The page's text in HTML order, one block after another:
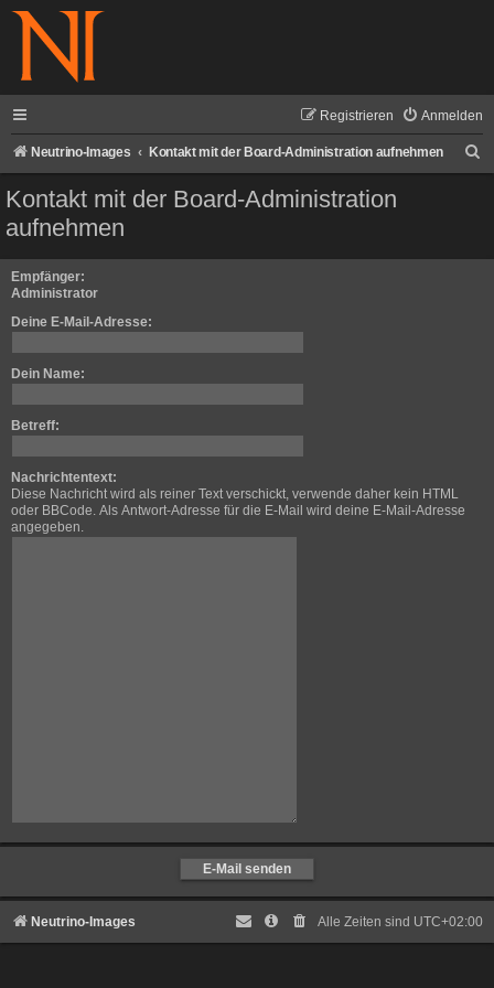
Anmelden
Registrieren
Neutrino-Images Kontakt mit der Board-Administration aufnehmen
Kontakt mit der Board-Administration
aufnehmen
Empfänger:
Administrator
Deine E-Mail-Adresse:
Dein Name:
Betreff:
Nachrichtentext:
Diese Nachricht wird als reiner Text verschickt, verwende daher kein HTML
oder BBCode. Als Antwort-Adresse für die E-Mail wird deine E-Mail-Adresse
angegeben.
Neutrino-Images Alle Zeiten sind UTC+02:00